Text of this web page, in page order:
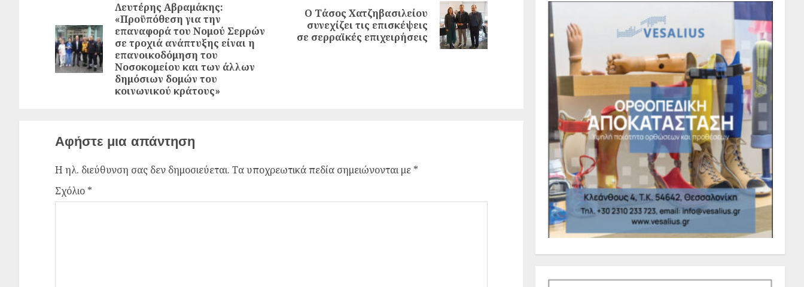
Λευτέρης Αβραμάκης:
«Προϋπόθεση για την
επαναφορά του Νομού Σερρών
σε τροχιά ανάπτυξης είναι η
επανοικοδόμηση του
Νοσοκομείου και των άλλων
δημόσιων δομών του
κοινωνικού κράτους»
Ο Τάσος Χατζηβασιλείου
συνεχίζει τις επισκέψεις
σε σερραϊκές επιχειρήσεις
Αφήστε μια απάντηση
Η ηλ. διεύθυνση σας δεν δημοσιεύεται. Τα υποχρεωτικά πεδία σημειώνονται με *
Σχόλιο *